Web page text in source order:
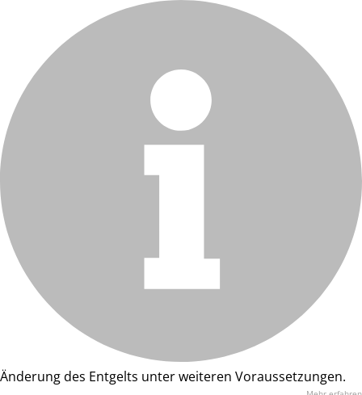
Änderung des Entgelts unter weiteren Voraussetzungen.